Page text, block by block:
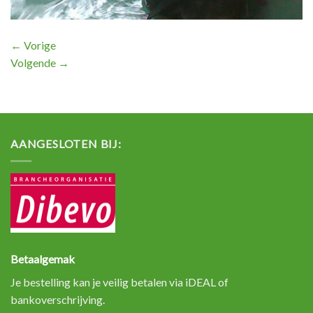
← Vorige
Volgende →
AANGESLOTEN BIJ:
Betaalgemak
Je bestelling kan je veilig betalen via iDEAL of
bankoverschrijving.